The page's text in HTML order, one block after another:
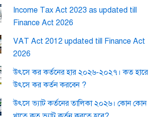
Income Tax Act 2023 as updated till
Finance Act 2026
VAT Act 2012 updated till Finance Act
2026
উৎসে কর কর্তনের হার ২০২৬-২০২৭। কত হারে
উৎসে কর কর্তন করবেন ?
উৎসে ভ্যাট কর্তনের তালিকা ২০২৬। কোন কোন